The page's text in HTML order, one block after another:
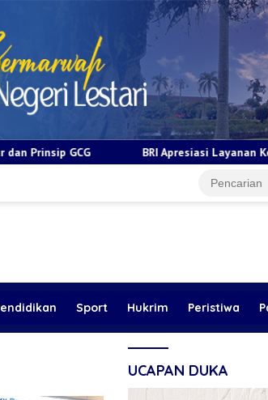
BRI Apresiasi Layanan Kepada Pensiunan Jadi
Sport Hukrim Peristiwa
UCAPAN DUKA